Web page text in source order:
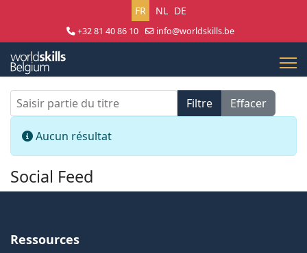
Sélectionnez votre langue
FR NL DE
+32 81 40 86 10
info@worldskills.be
Saisir partie du titre Filtre
Effacer
Info
Aucun résultat
Social Feed
Ressources